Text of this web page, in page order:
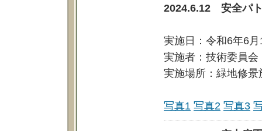
2024.6.12 安全パ
実施日：令和6年6
実施者：技術委員
実施場所：緑地修
写真1 写真2 写真3